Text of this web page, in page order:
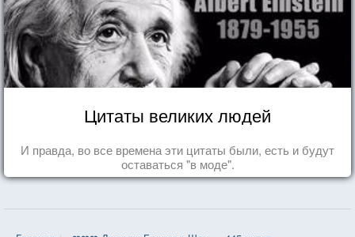
Цитаты великих людей
И правда, во все времена эти цитаты были, есть и будут
оставаться "в моде".